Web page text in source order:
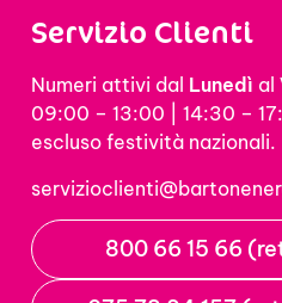
Servizio Clienti
Numeri attivi dal Lunedì al
09:00 – 13:00 | 14:30 –
escluso festività nazionali.
800 66 15 66